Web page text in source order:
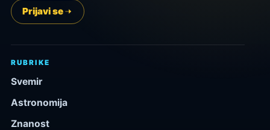
Prijavi se
RUBRIKE
Svemir
Astronomija
Znanost